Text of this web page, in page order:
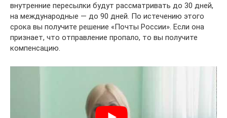
внутренние пересылки будут рассматривать до 30 дней,
на международные — до 90 дней. По истечению этого
срока вы получите решение «Почты России». Если она
признает, что отправление пропало, то вы получите
компенсацию.